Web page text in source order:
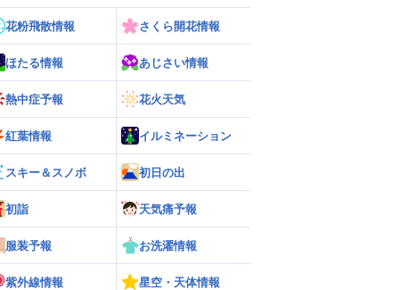
花粉飛散情報 さくら開花情報
ほたる情報 あじさい情報
熱中症予報 花火天気
紅葉情報 イルミネーション
スキー＆スノボ 初日の出
初詣 天気痛予報
服装予報 お洗濯情報
紫外線情報 星空・天体情報